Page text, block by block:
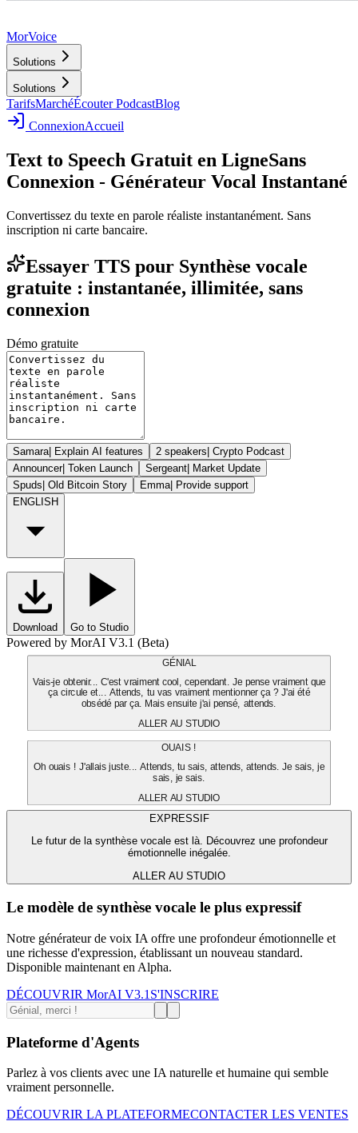
MorVoice
Solutions
Solutions
TarifsMarchéÉcouter PodcastBlog
ConnexionAccueil
Text to Speech Gratuit en LigneSans
Connexion - Générateur Vocal Instantané
Convertissez du texte en parole réaliste instantanément. Sans
inscription ni carte bancaire.
Essayer TTS pour Synthèse vocale
gratuite : instantanée, illimitée, sans
connexion
Démo gratuite
Samara| Explain AI features 2 speakers| Crypto Podcast
Announcer| Token Launch Sergeant| Market Update
Spuds| Old Bitcoin Story Emma| Provide support
ENGLISH
Download Go to Studio
Powered by MorAI V3.1 (Beta)
GÉNIAL
Vais-je obtenir... C'est vraiment cool, cependant. Je pense vraiment que
ça circule et... Attends, tu vas vraiment mentionner ça ? J'ai été
obsédé par ça. Mais ensuite j'ai pensé, attends.
ALLER AU STUDIO
OUAIS !
Oh ouais ! J'allais juste... Attends, tu sais, attends, attends. Je sais, je
sais, je sais.
ALLER AU STUDIO
EXPRESSIF
Le futur de la synthèse vocale est là. Découvrez une profondeur
émotionnelle inégalée.
ALLER AU STUDIO
Le modèle de synthèse vocale le plus expressif
Notre générateur de voix IA offre une profondeur émotionnelle et
une richesse d'expression, établissant un nouveau standard.
Disponible maintenant en Alpha.
DÉCOUVRIR MorAI V3.1 S'INSCRIRE
Plateforme d'Agents
Parlez à vos clients avec une IA naturelle et humaine qui semble
vraiment personnelle.
DÉCOUVRIR LA PLATEFORMECONTACTER LES VENTES